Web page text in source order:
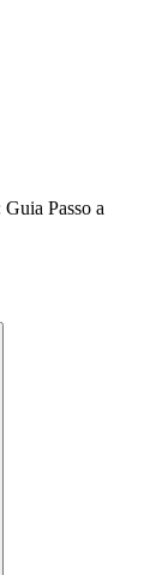
Passo a